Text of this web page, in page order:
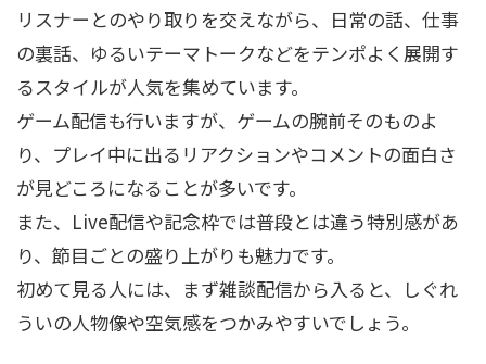
リスナーとのやり取りを交えながら、日常の話、仕事
の裏話、ゆるいテーマトークなどをテンポよく展開す
るスタイルが人気を集めています。
ゲーム配信も行いますが、ゲームの腕前そのものよ
り、プレイ中に出るリアクションやコメントの面白さ
が見どころになることが多いです。
また、Live配信や記念枠では普段とは違う特別感があ
り、節目ごとの盛り上がりも魅力です。
初めて見る人には、まず雑談配信から入ると、しぐれ
ういの人物像や空気感をつかみやすいでしょう。